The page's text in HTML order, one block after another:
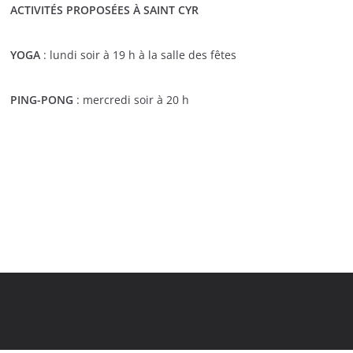
ACTIVITÉS PROPOSÉES À SAINT CYR
YOGA : lundi soir à 19 h à la salle des fêtes
PING-PONG : mercredi soir à 20 h